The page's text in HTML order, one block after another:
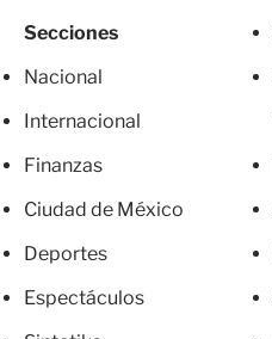
Secciones
Nacional
Internacional
Finanzas
Ciudad de México
Deportes
Espectáculos